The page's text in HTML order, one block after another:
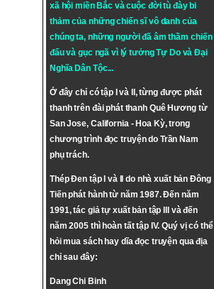
xã hội miền Bắc và cuộc đời tù đày bi
thảm của những chiến sĩ vô danh của
chúng ta, những người đã âm thầm chiến
đấu và gục ngã vì lý tưởngTự DovàĐại
Nghĩa Dân Tộc...
Ở đây chỉ có tập I và II, từng được phát
thanh trên đài phát thanh Quê Hương từ
San Jose, California - Hoa Kỳ, trong
chương trình đọc truyện do Trần Nam
phụ trách.
Thép Đen tập I và II do nhà xuất bản Đông
Tiến phát hành từ năm 1987. Đến năm
1991, tác giả tự xuất bản tập III và đến
năm 2005 thì hoàn tất tập IV. Quý vị có thể
hỏi mua sách hay dĩa đọc truyện qua địa
chỉ sau đây:
Dang Chi Binh